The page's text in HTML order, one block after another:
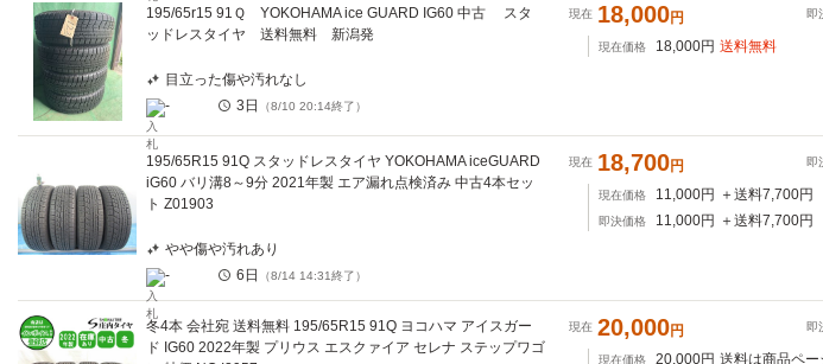
195/65r15 91Ｑ YOKOHAMA ice GUARD IG60 中古 スタ
ッドレスタイヤ 送料無料 新潟発
現在 18,000円 即
現在価格 18,000円 送料無料
目立った傷や汚れなし
-
3日 （8/10 20:14終了）
195/65R15 91Q スタッドレスタイヤ YOKOHAMA iceGUARD
iG60 バリ溝8～9分 2021年製 エア漏れ点検済み 中古4本セッ
ト Z01903
現在 18,700円 即
現在価格 11,000円 ＋送料7,700円
即決価格 11,000円 ＋送料7,700円
やや傷や汚れあり
-
6日 （8/14 14:31終了）
冬4本 会社宛 送料無料 195/65R15 91Q ヨコハマ アイスガー
ド IG60 2022年製 プリウス エスクァイア セレナ ステップワゴ
現在 20,000円 即
現在価格 20,000円 送料は商品ペー